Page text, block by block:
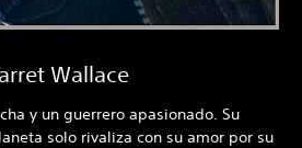
Wallace
y un guerrero apasionado. Su
solo rivaliza con su amor por su